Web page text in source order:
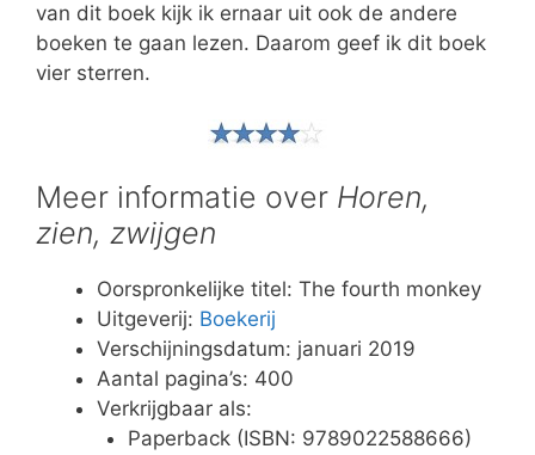
van dit boek kijk ik ernaar uit ook de andere
boeken te gaan lezen. Daarom geef ik dit boek
vier sterren.
Meer informatie over Horen,
zien, zwijgen
Oorspronkelijke titel: The fourth monkey
Uitgeverij: Boekerij
Verschijningsdatum: januari 2019
Aantal pagina’s: 400
Verkrijgbaar als:
Paperback (ISBN: 9789022588666)